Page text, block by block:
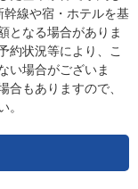
線や宿・ホテルを基
となる場合がありま
約状況等により、こ
い場合がございま
合もありますので、
。